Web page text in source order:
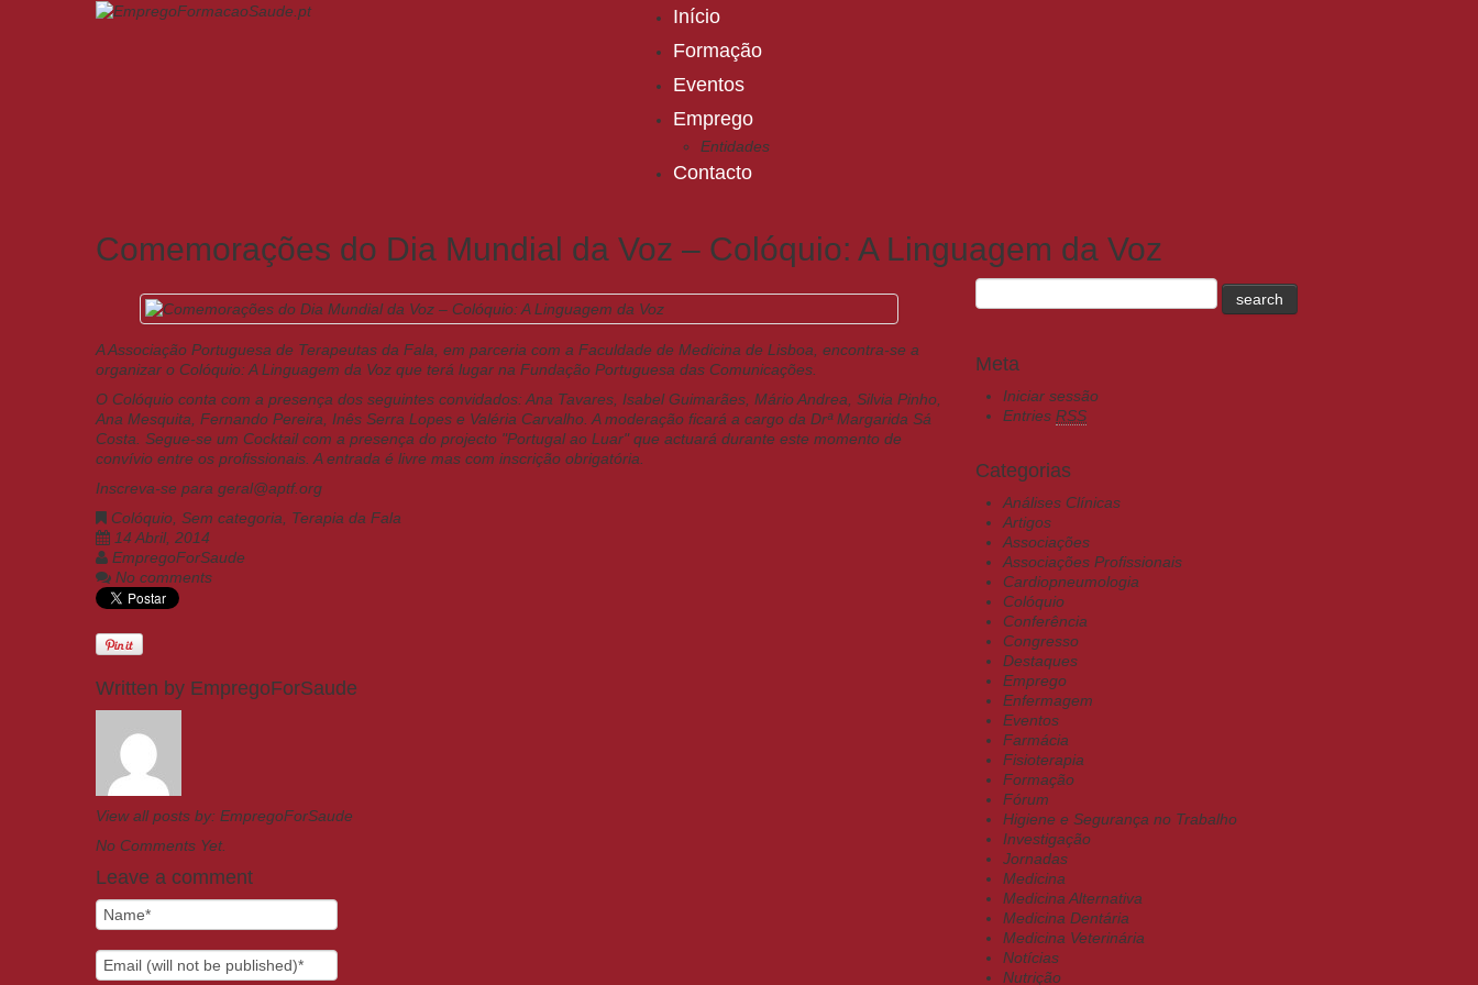
Início
Formação
Eventos
Emprego
Entidades
Contacto
Comemorações do Dia Mundial da Voz – Colóquio: A Linguagem da Voz
A Associação Portuguesa de Terapeutas da Fala, em parceria com a Faculdade de Medicina de Lisboa, encontra-se a
organizar o Colóquio: A Linguagem da Voz que terá lugar na Fundação Portuguesa das Comunicações.
O Colóquio conta com a presença dos seguintes convidados: Ana Tavares, Isabel Guimarães, Mário Andrea, Silvia Pinho,
Ana Mesquita, Fernando Pereira, Inês Serra Lopes e Valéria Carvalho. A moderação ficará a cargo da Drª Margarida Sá
Costa. Segue-se um Cocktail com a presença do projecto "Portugal ao Luar" que actuará durante este momento de
convívio entre os profissionais. A entrada é livre mas com inscrição obrigatória.
Inscreva-se para geral@aptf.org
Colóquio Sem categoria
Terapia da Fala
14 Abril, 2014
EmpregoForSaude
No comments
Written by EmpregoForSaude
View all posts by: EmpregoForSaude
No Comments Yet.
Leave a comment
Meta
Iniciar sessão
Entries RSS
Categorias
Análises Clínicas
Artigos
Associações
Associações Profissionais
Cardiopneumologia
Colóquio
Conferência
Congresso
Destaques
Emprego
Enfermagem
Eventos
Farmácia
Fisioterapia
Formação
Fórum
Higiene e Segurança no Trabalho
Investigação
Jornadas
Medicina
Medicina Alternativa
Medicina Dentária
Medicina Veterinária
Notícias
Nutrição